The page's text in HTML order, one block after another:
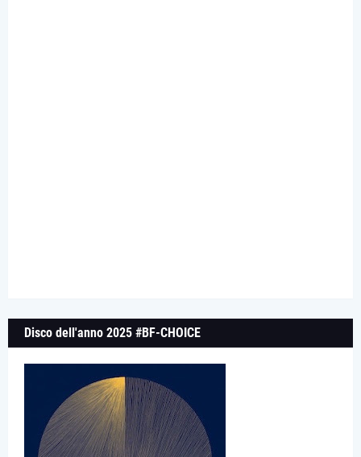
Disco dell'anno 2025 #BF-CHOICE